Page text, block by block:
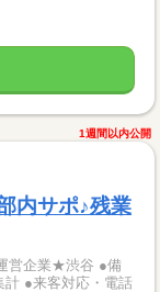
1週間以内公開
内サポ♪残業
営企業★渋谷 ●備
●来客対応・電話